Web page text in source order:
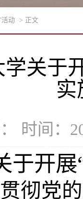
活动 > 正文
关于
实
时间：
于开展
彻党